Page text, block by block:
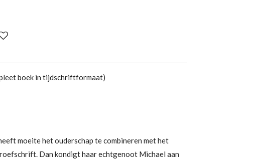
boek in tijdschriftformaat)
moeite het ouderschap te combineren met het
Dan kondigt haar echtgenoot Michael aan